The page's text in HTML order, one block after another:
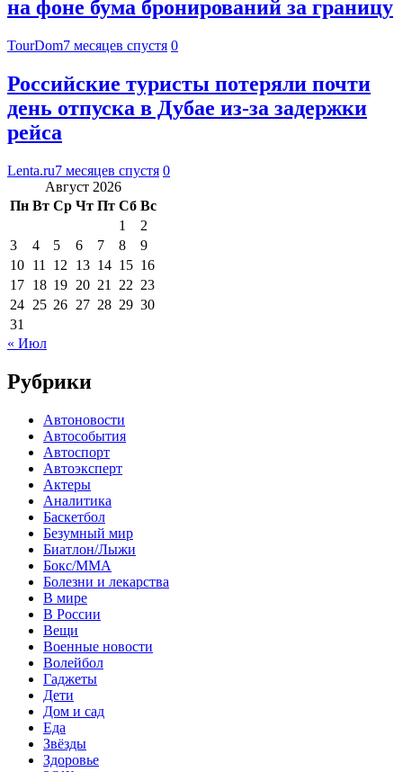
на фоне бума бронирований за границу
TourDom7 месяцев спустя 0
Российские туристы потеряли почти
день отпуска в Дубае из-за задержки
рейса
Lenta.ru7 месяцев спустя 0
Август 2026
Пн Вт Ср Чт Пт Сб Вс
1
2
3
4 5 6 7 8
9
10 11 12 13 14 15 16
17 18 19 20 21 22 23
24 25 26 27 28 29 30
31
« Июл
Рубрики
Автоновости
Автособытия
Автоспорт
Автоэксперт
Актеры
Аналитика
Баскетбол
Безумный мир
Биатлон/Лыжи
Бокс/MMA
Болезни и лекарства
В мире
В России
Вещи
Военные новости
Волейбол
Гаджеты
Дети
Дом и сад
Еда
Звёзды
Здоровье